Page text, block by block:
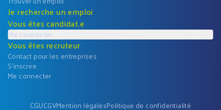
Je recherche un emploi
Vous êtes candidat.e
Me connecter
Vous êtes recruteur
Contact pour les entreprises
S'inscrire
Me connecter
CGUCGVMention légalesPolitique de confidentialité